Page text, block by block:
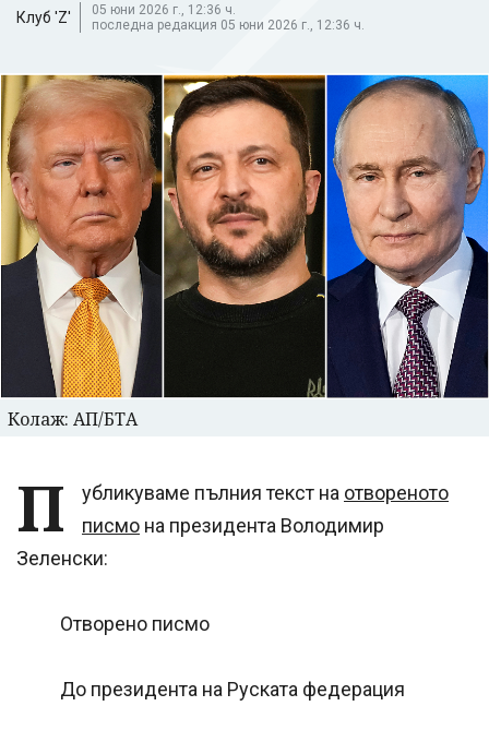
Клуб 'Z'
05 юни 2026 г., 12:36 ч.
последна редакция 05 юни 2026 г., 12:36 ч.
Колаж: АП/БТА
П убликуваме пълния текст на отвореното
писмо на президента Володимир
Зеленски:
Отворено писмо
До президента на Руската федерация